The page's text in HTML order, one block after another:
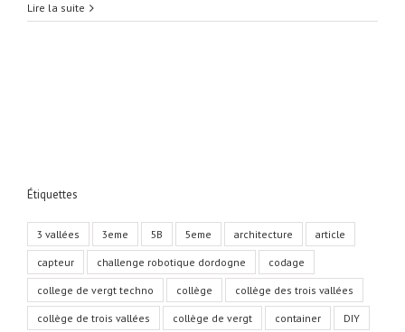
crée
élèves.
Lire la suite
Étiquettes
3 vallées 3eme 5B 5eme architecture article
capteur challenge robotique dordogne codage
college de vergt techno collège collège des trois vallées
collège de trois vallées collège de vergt container DIY